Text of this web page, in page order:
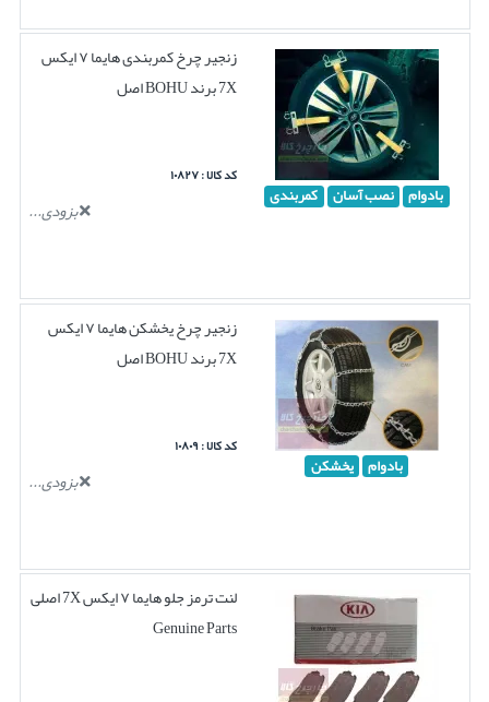
بادوام نصب آسان کمربندی
زنجیر چرخ کمربندی هایما ۷ ایکس
7X برند BOHU اصل
کد کالا : ۱۰۸۲۷
بزودی...
بادوام یخشکن
زنجیر چرخ یخشکن هایما ۷ ایکس
7X برند BOHU اصل
کد کالا : ۱۰۸۰۹
بزودی...
لنت ترمز جلو هایما ۷ ایکس 7X اصلی
Genuine Parts